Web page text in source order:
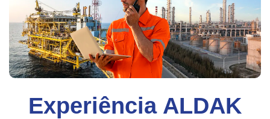
Experiência ALDAK